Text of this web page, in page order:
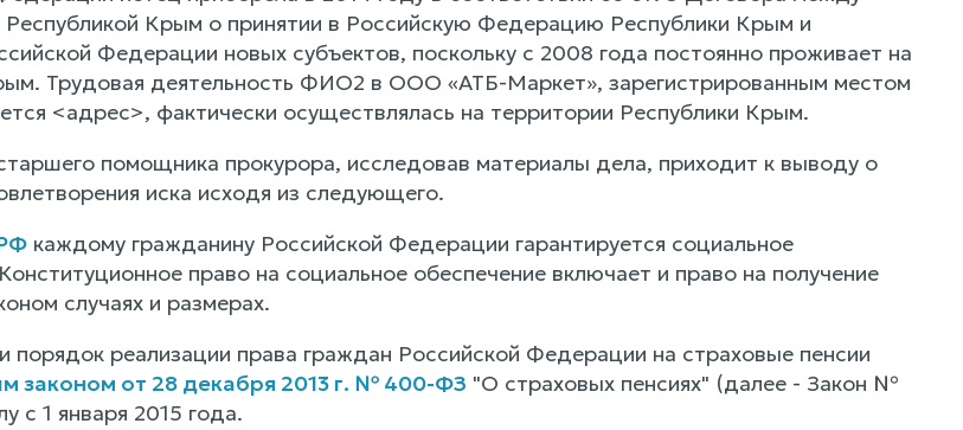
Крым о принятии в Российскую Федерацию Республики Крым и
Федерации новых субъектов, поскольку с 2008 года постоянно проживает на
Трудовая деятельность ФИО2 в ООО «АТБ-Маркет», зарегистрированным местом
<адрес>, фактически осуществлялась на территории Республики Крым.
помощника прокурора, исследовав материалы дела, приходит к выводу о
иска исходя из следующего.
каждому гражданину Российской Федерации гарантируется социальное
право на социальное обеспечение включает и право на получение
случаях и размерах.
порядок реализации права граждан Российской Федерации на страховые пенсии
законом от 28 декабря 2013 г. № 400-ФЗ "О страховых пенсиях" (далее - Закон №
с 1 января 2015 года.